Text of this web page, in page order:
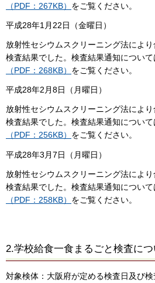
（PDF：267KB） をご覧ください。
平成28年1月22日（金曜日）
放射性セシウムスクリーニング法によ
検査結果でした。検査結果通知について
（PDF：268KB） をご覧ください。
平成28年2月8日（月曜日）
放射性セシウムスクリーニング法によ
検査結果でした。検査結果通知について
（PDF：256KB） をご覧ください。
平成28年3月7日（月曜日）
放射性セシウムスクリーニング法によ
検査結果でした。検査結果通知について
（PDF：258KB） をご覧ください。
2.学校給食一食まるごと検査につ
対象検体：大阪府が定める検査日及び